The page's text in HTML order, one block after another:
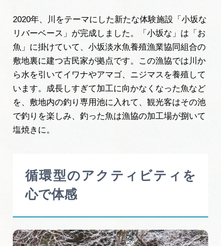
2020年、川をテーマにした新たな体験施設「小坂な
リバーベース」が完成しました。「小坂な」は「お
魚」に掛けていて、小坂淡水魚養殖漁業協同組合の
敷地裏に建つ古民家が拠点です。この漁協では川か
ら水を引いてイワナやアマゴ、ニジマスを養殖して
います。成長しすぎて加工に向かなくなった魚など
を、敷地内の釣り専用池に入れて、観光客はその池
で釣りを楽しみ、釣った魚は漁協の加工場が捌いて
塩焼きに。
循環型のアクティビティを
心で体感